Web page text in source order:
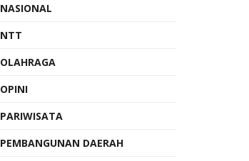
NASIONAL
NTT
OLAHRAGA
OPINI
PARIWISATA
PEMBANGUNAN DAERAH